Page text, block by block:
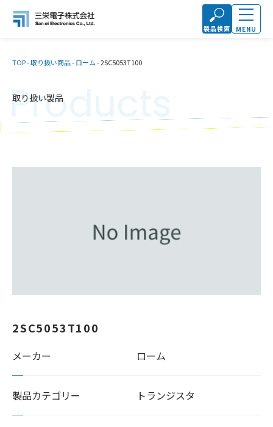
製品検索 MENU
TOP-取り扱い商品-ローム-2SC5053T100
取り扱い製品
Products
2SC5053T100
メーカー ローム
製品カテゴリー トランジスタ